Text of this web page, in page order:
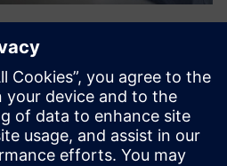
sensor solution can
offering. Siemens and
that allows customers to
area conditions all